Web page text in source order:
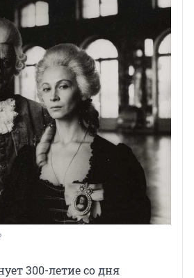
300-летие со дня